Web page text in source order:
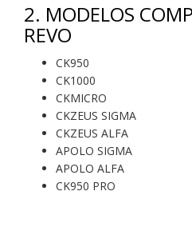
2. MODELOS
REVO
CK950
CK1000
CKMICRO
CKZEUS SIGMA
CKZEUS ALFA
APOLO SIGMA
APOLO ALFA
CK950 PRO